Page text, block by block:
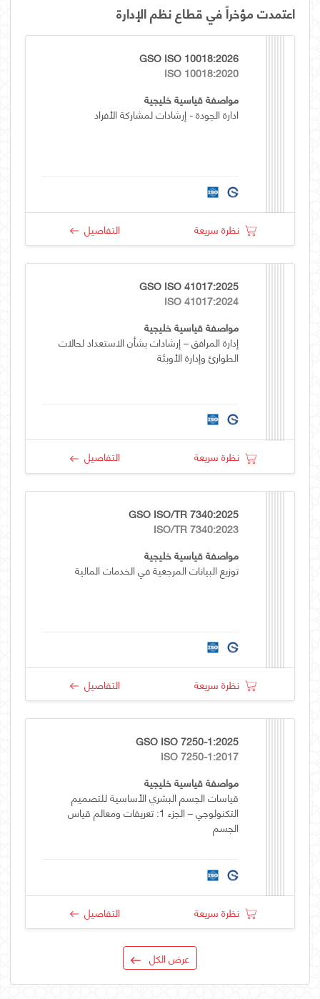
اعتمدت مؤخراً في قطاع نظم الإدارة
GSO ISO 10018:2026
ISO 10018:2020
مواصفة قياسية خليجية
ادارة الجودة - إرشادات لمشاركة الأفراد
نظرة سريعة التفاصيل
GSO ISO 41017:2025
ISO 41017:2024
مواصفة قياسية خليجية
إدارة المرافق – إرشادات بشأن الاستعداد لحالات
الطوارئ وإدارة الأوبئة
نظرة سريعة التفاصيل
GSO ISO/TR 7340:2025
ISO/TR 7340:2023
مواصفة قياسية خليجية
توزيع البيانات المرجعية في الخدمات المالية
نظرة سريعة التفاصيل
GSO ISO 7250-1:2025
ISO 7250-1:2017
مواصفة قياسية خليجية
قياسات الجسم البشري الأساسية للتصميم
التكنولوجي – الجزء 1: تعريفات ومعالم قياس
الجسم
نظرة سريعة التفاصيل
عرض الكل